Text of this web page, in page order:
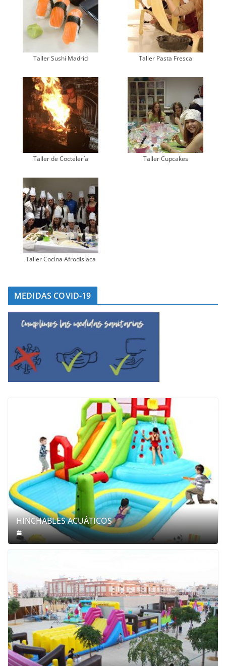
Taller Sushi Madrid Taller Pasta Fresca
Taller de Coctelería Taller Cupcakes
Taller Cocina Afrodisiaca
MEDIDAS COVID-19
HINCHABLES ACUÁTICOS